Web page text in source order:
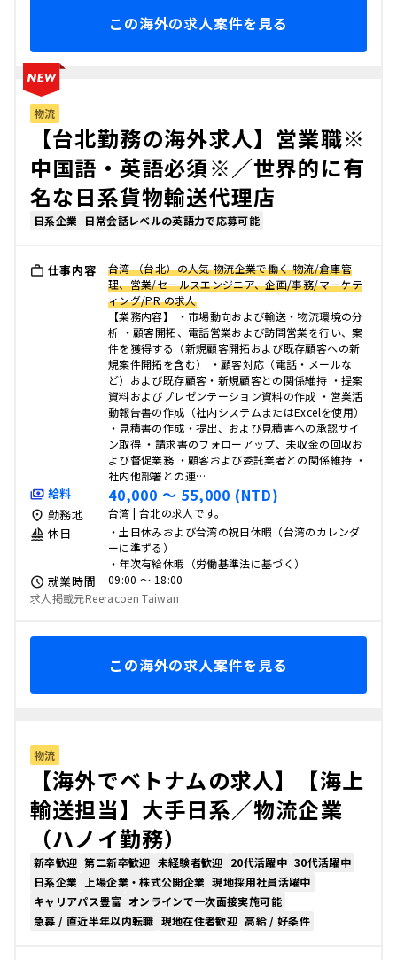
この海外の求人案件を見る
物流
【台北勤務の海外求人】営業職※
中国語・英語必須※／世界的に有
名な日系貨物輸送代理店
日系企業 日常会話レベルの英語力で応募可能
仕事内容
台湾 （台北）の人気 物流企業で働く 物流/倉庫管
理、営業/セールスエンジニア、企画/事務/マーケテ
ィング/PR の求人
【業務内容】 ・市場動向および輸送・物流環境の分
析 ・顧客開拓、電話営業および訪問営業を行い、案
件を獲得する（新規顧客開拓および既存顧客への新
規案件開拓を含む） ・顧客対応（電話・メールな
ど）および既存顧客・新規顧客との関係維持 ・提案
資料およびプレゼンテーション資料の作成 ・営業活
動報告書の作成（社内システムまたはExcelを使用）
・見積書の作成・提出、および見積書への承認サイ
ン取得 ・請求書のフォローアップ、未収金の回収お
よび督促業務 ・顧客および委託業者との関係維持 ・
社内他部署との連…
給料 40,000 〜 55,000 (NTD)
勤務地 台湾 | 台北の求人です。
休日
・土日休みおよび台湾の祝日休暇（台湾のカレンダ
ーに準ずる）
・年次有給休暇（労働基準法に基づく）
就業時間
09:00 〜 18:00
求人掲載元Reeracoen Taiwan
この海外の求人案件を見る
物流
【海外でベトナムの求人】【海上
輸送担当】大手日系／物流企業
（ハノイ勤務）
新卒歓迎 第二新卒歓迎 未経験者歓迎 20代活躍中 30代活躍中
日系企業
上場企業・株式公開企業 現地採用社員活躍中
キャリアパス豊富 オンラインで一次面接実施可能
急募 / 直近半年以内転職 現地在住者歓迎 高給 / 好条件